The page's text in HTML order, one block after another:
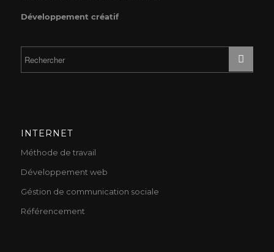
Développement créatif
INTERNET
Méthode de travail
Développement web
Géstion de communication sociale
Référencement